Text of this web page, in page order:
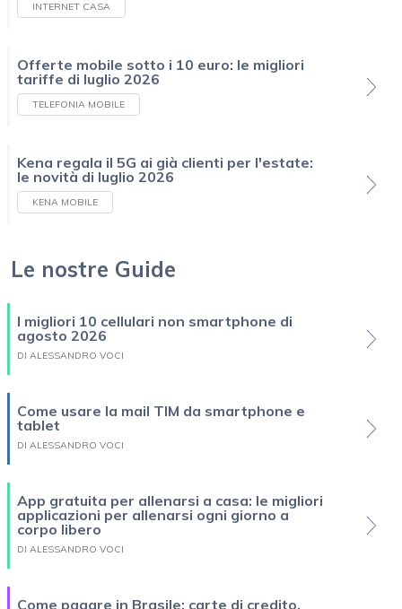
INTERNET CASA
Offerte mobile sotto i 10 euro: le migliori
tariffe di luglio 2026
TELEFONIA MOBILE
Kena regala il 5G ai già clienti per l'estate:
le novità di luglio 2026
KENA MOBILE
Le nostre Guide
I migliori 10 cellulari non smartphone di
agosto 2026
DI ALESSANDRO VOCI
Come usare la mail TIM da smartphone e
tablet
DI ALESSANDRO VOCI
App gratuita per allenarsi a casa: le migliori
applicazioni per allenarsi ogni giorno a
corpo libero
DI ALESSANDRO VOCI
Come pagare in Brasile: carte di credito,